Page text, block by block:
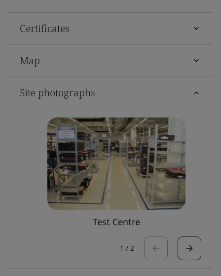
Certificates
Map
Site photographs
Test Centre
1 / 2